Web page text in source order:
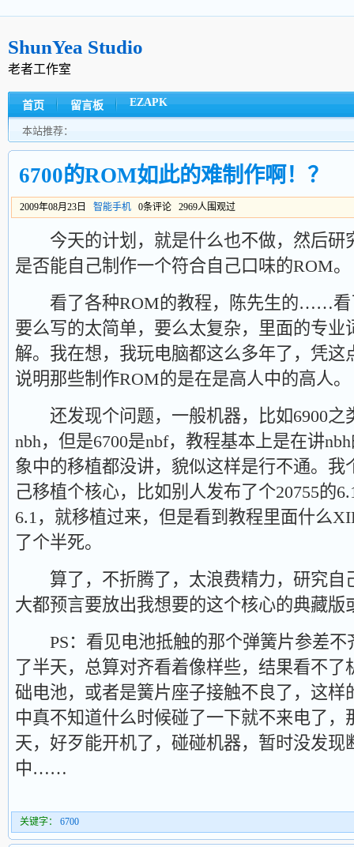
ShunYea Studio
老者工作室
首页 留言板 EZAPK
本站推荐：
6700的ROM如此的难制作啊！？
2009年08月23日 智能手机 0条评论 2969人围观过
今天的计划，就是什么也不做，然后研
是否能自己制作一个符合自己口味的ROM。
看了各种ROM的教程，陈先生的……看
要么写的太简单，要么太复杂，里面的专业
解。我在想，我玩电脑都这么多年了，凭这
说明那些制作ROM的是在是高人中的高人。
还发现个问题，一般机器，比如6900之
nbh，但是6700是nbf，教程基本上是在讲
象中的移植都没讲，貌似这样是行不通。我
己移植个核心，比如别人发布了个20755的
6.1，就移植过来，但是看到教程里面什么
了个半死。
算了，不折腾了，太浪费精力，研究自
大都预言要放出我想要的这个核心的典藏版
PS：看见电池抵触的那个弹簧片参差不
了半天，总算对齐看着像样些，结果看不了
础电池，或者是簧片座子接触不良了，这样
中真不知道什么时候碰了一下就不来电了，
天，好歹能开机了，碰碰机器，暂时没发现
中……
关键字： 6700